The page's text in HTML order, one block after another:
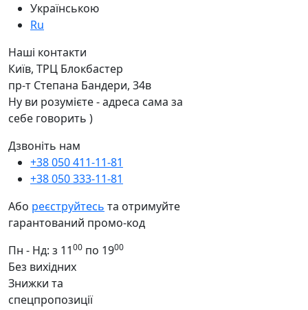
Українською
Ru
Наші контакти
Київ, ТРЦ Блокбастер
пр-т Степана Бандери, 34в
Ну ви розумієте - адреса сама за
себе говорить )
Дзвоніть нам
+38 050 411-11-81
+38 050 333-11-81
Або реєструйтесь та отримуйте
гарантований промо-код
Пн - Нд: з 1100 по 1900
Без вихідних
Знижки та
спецпропозиції